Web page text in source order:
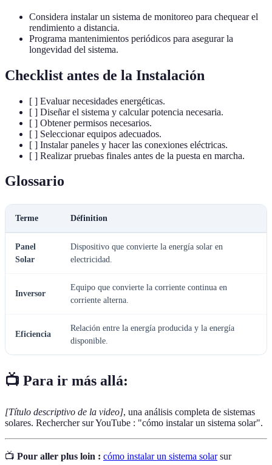
Considera instalar un sistema de monitoreo para chequear el
rendimiento a distancia.
Programa mantenimientos periódicos para asegurar la
longevidad del sistema.
Checklist antes de la Instalación
[ ] Evaluar necesidades energéticas.
[ ] Diseñar el sistema y calcular potencia necesaria.
[ ] Obtener permisos necesarios.
[ ] Seleccionar equipos adecuados.
[ ] Instalar paneles y hacer las conexiones eléctricas.
[ ] Realizar pruebas finales antes de la puesta en marcha.
Glossario
Terme Définition
Panel
Solar
Dispositivo que convierte la energía solar en
electricidad.
Inversor
Equipo que convierte la corriente continua en
corriente alterna.
Eficiencia
Relación entre la energía producida y la energía
disponible.
📺 Para ir más allá:
[Título descriptivo de la video], una análisis completa de sistemas
solares. Rechercher sur YouTube : "cómo instalar un sistema solar".
📺 Pour aller plus loin : cómo instalar un sistema solarsur